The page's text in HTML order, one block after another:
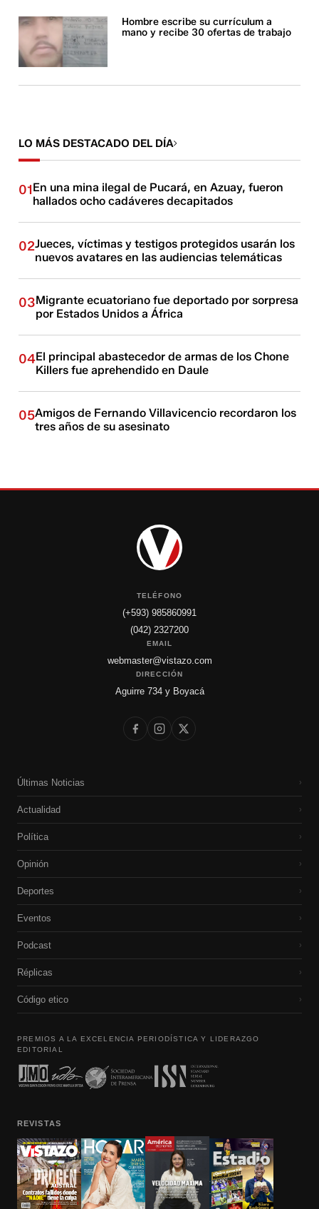
Hombre escribe su currículum a
mano y recibe 30 ofertas de trabajo
LO MÁS DESTACADO DEL DÍA
01En una mina ilegal de Pucará, en Azuay, fueron
hallados ocho cadáveres decapitados
02Jueces, víctimas y testigos protegidos usarán los
nuevos avatares en las audiencias telemáticas
03Migrante ecuatoriano fue deportado por sorpresa
por Estados Unidos a África
04El principal abastecedor de armas de los Chone
Killers fue aprehendido en Daule
05Amigos de Fernando Villavicencio recordaron los
tres años de su asesinato
TELÉFONO
(+593) 985860991
(042) 2327200
EMAIL
webmaster@vistazo.com
DIRECCIÓN
Aguirre 734 y Boyacá
Últimas Noticias ›
Actualidad ›
Política ›
Opinión ›
Deportes ›
Eventos ›
Podcast ›
Réplicas ›
Código etico ›
PREMIOS A LA EXCELENCIA PERIODÍSTICA Y LIDERAZGO
EDITORIAL
REVISTAS